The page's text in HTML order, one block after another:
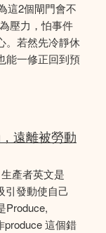
這2個閘門會不
壓力，怕事件
。若然先冷靜休
能一修正回到預
遠離被勞動
產者英文是
引發動使自己
Produce,
produce 這個錯